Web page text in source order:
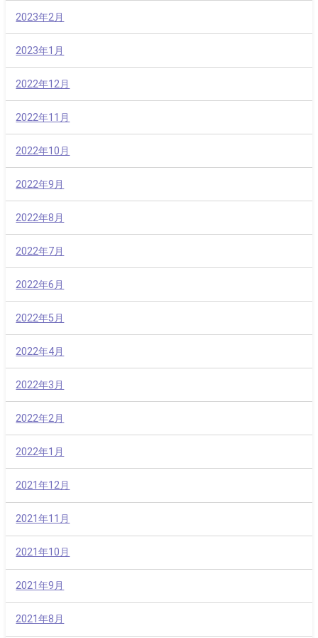
2023年2月
2023年1月
2022年12月
2022年11月
2022年10月
2022年9月
2022年8月
2022年7月
2022年6月
2022年5月
2022年4月
2022年3月
2022年2月
2022年1月
2021年12月
2021年11月
2021年10月
2021年9月
2021年8月